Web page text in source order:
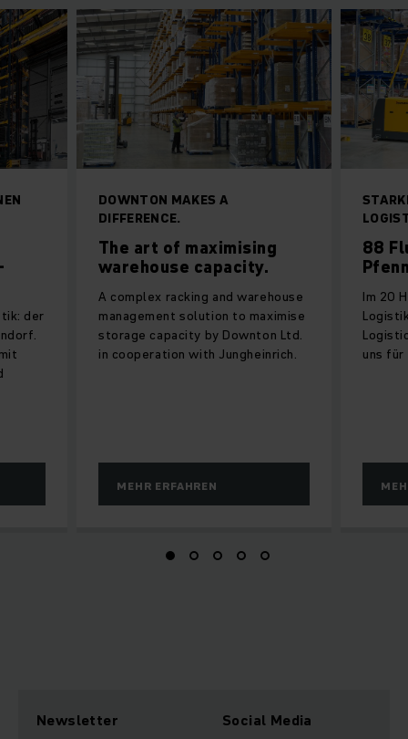
DOWNTON MAKES A
DIFFERENCE.
The art of maximising
warehouse capacity.
A complex racking and warehouse
management solution to maximise
storage capacity by Downton Ltd.
in cooperation with Jungheinrich.
MEHR ERFAHREN
88
Im 20
uns
der
Newsletter Social Media